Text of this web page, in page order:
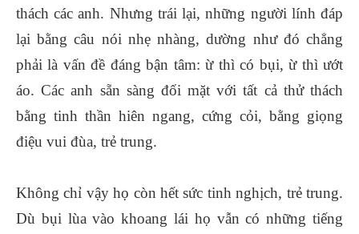
thách các anh. Nhưng trái lại, những người lính đáp
lại bằng câu nói nhẹ nhàng, dường như đó chẳng
phải là vấn đề đáng bận tâm: ừ thì có bụi, ừ thì ướt
áo. Các anh sẵn sàng đối mặt với tất cả thử thách
bằng tinh thần hiên ngang, cứng cỏi, bằng giọng
điệu vui đùa, trẻ trung.
Không chỉ vậy họ còn hết sức tinh nghịch, trẻ trung.
Dù bụi lùa vào khoang lái họ vẫn có những tiếng